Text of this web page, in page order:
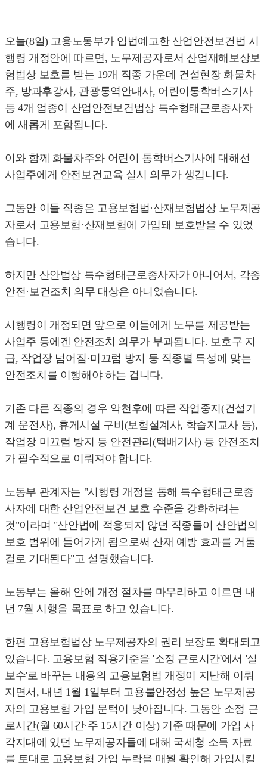
오늘(8일) 고용노동부가 입법예고한 산업안전보건법 시
행령 개정안에 따르면, 노무제공자로서 산업재해보상보
험법상 보호를 받는 19개 직종 가운데 건설현장 화물차
주, 방과후강사, 관광통역안내사, 어린이통학버스기사
등 4개 업종이 산업안전보건법상 특수형태근로종사자
에 새롭게 포함됩니다.
이와 함께 화물차주와 어린이 통학버스기사에 대해선
사업주에게 안전보건교육 실시 의무가 생깁니다.
그동안 이들 직종은 고용보험법·산재보험법상 노무제공
자로서 고용보험·산재보험에 가입돼 보호받을 수 있었
습니다.
하지만 산안법상 특수형태근로종사자가 아니어서, 각종
안전·보건조치 의무 대상은 아니었습니다.
시행령이 개정되면 앞으로 이들에게 노무를 제공받는
사업주 등에겐 안전조치 의무가 부과됩니다. 보호구 지
급, 작업장 넘어짐·미끄럼 방지 등 직종별 특성에 맞는
안전조치를 이행해야 하는 겁니다.
기존 다른 직종의 경우 악천후에 따른 작업중지(건설기
계 운전사), 휴게시설 구비(보험설계사, 학습지교사 등),
작업장 미끄럼 방지 등 안전관리(택배기사) 등 안전조치
가 필수적으로 이뤄져야 합니다.
노동부 관계자는 "시행령 개정을 통해 특수형태근로종
사자에 대한 산업안전보건 보호 수준을 강화하려는
것"이라며 "산안법에 적용되지 않던 직종들이 산안법의
보호 범위에 들어가게 됨으로써 산재 예방 효과를 거둘
걸로 기대된다"고 설명했습니다.
노동부는 올해 안에 개정 절차를 마무리하고 이르면 내
년 7월 시행을 목표로 하고 있습니다.
한편 고용보험법상 노무제공자의 권리 보장도 확대되고
있습니다. 고용보험 적용기준을 '소정 근로시간'에서 '실
보수'로 바꾸는 내용의 고용보험법 개정이 지난해 이뤄
지면서, 내년 1월 1일부터 고용불안정성 높은 노무제공
자의 고용보험 가입 문턱이 낮아집니다. 그동안 소정 근
로시간(월 60시간·주 15시간 이상) 기준 때문에 가입 사
각지대에 있던 노무제공자들에 대해 국세청 소득 자료
를 토대로 고용보험 가입 누락을 매월 확인해 가입시킬